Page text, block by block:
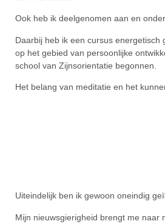
Ook heb ik deelgenomen aan en
Daarbij heb ik een cursus
op het gebied van persoonlijke
school van Zijnsorientatie begonnen.
Het belang van meditatie en het
Uiteindelijk ben ik gewoon oneindig
Mijn nieuwsgierigheid brengt me naar